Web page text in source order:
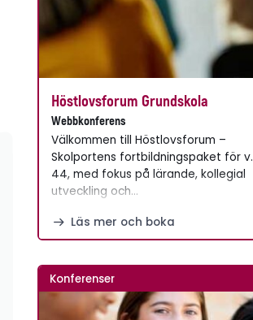
Höstlovsforum Grundskola
Webbkonferens
Välkommen till Höstlovsforum –
Skolportens fortbildningspaket för v.
44, med fokus på lärande, kollegial
utveckling och…
Läs mer och boka
Konferenser